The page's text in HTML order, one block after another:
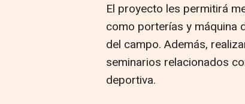
El proyecto les permitirá
como porterías y máquina
del campo. Además,
seminarios relacionados
deportiva.